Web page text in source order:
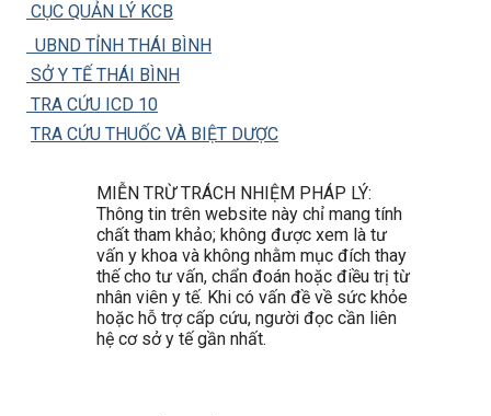
CỤC QUẢN LÝ KCB
UBND TỈNH THÁI BÌNH
SỞ Y TẾ THÁI BÌNH
TRA CỨU ICD 10
TRA CỨU THUỐC VÀ BIỆT DƯỢC
MIỄN TRỪ TRÁCH NHIỆM PHÁP LÝ:
Thông tin trên website này chỉ mang tính
chất tham khảo; không được xem là tư
vấn y khoa và không nhằm mục đích thay
thế cho tư vấn, chẩn đoán hoặc điều trị từ
nhân viên y tế. Khi có vấn đề về sức khỏe
hoặc hỗ trợ cấp cứu, người đọc cần liên
hệ cơ sở y tế gần nhất.